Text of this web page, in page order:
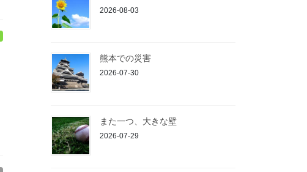
2026-08-03
熊本での災害
2026-07-30
また一つ、大きな壁
2026-07-29